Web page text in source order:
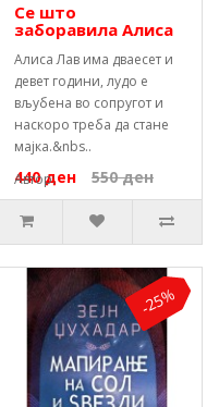
Се што
заборавила Алиса
Алиса Лав има дваесет и
девет години, лудо е
вљубена во сопругот и
наскоро треба да стане
мајка.&nbs..
Автор:
440 ден 550 ден
-25%